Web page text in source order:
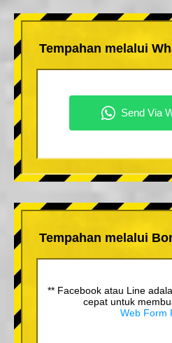
Tempahan melalui
Tempahan melalui
** Facebook atau Line
cepat untuk
Web Form